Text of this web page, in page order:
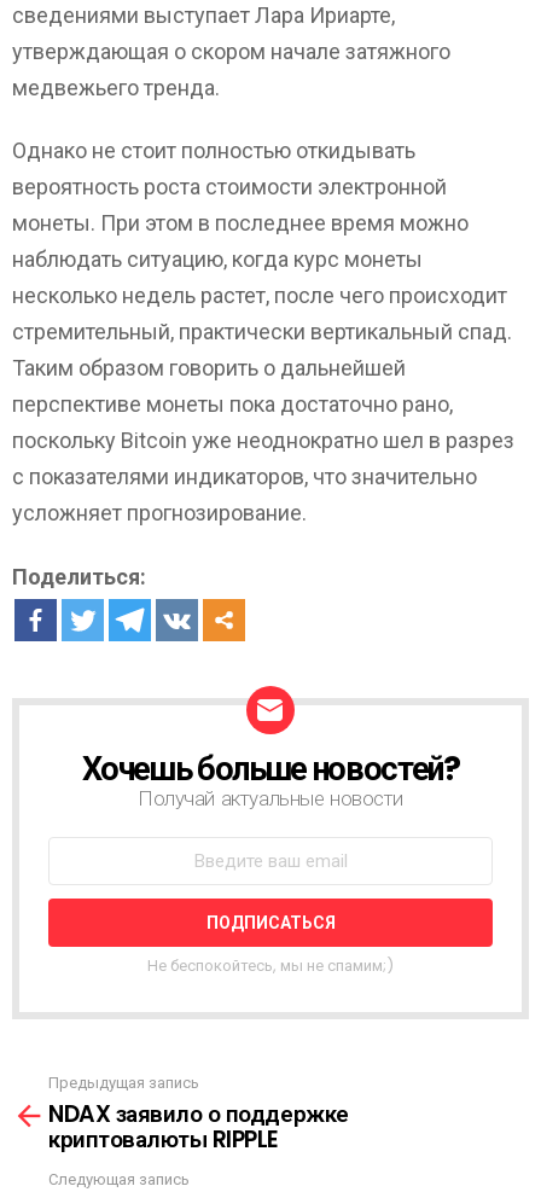
сведениями выступает Лара Ириарте,
утверждающая о скором начале затяжного
медвежьего тренда.
Однако не стоит полностью откидывать
вероятность роста стоимости электронной
монеты. При этом в последнее время можно
наблюдать ситуацию, когда курс монеты
несколько недель растет, после чего происходит
стремительный, практически вертикальный спад.
Таким образом говорить о дальнейшей
перспективе монеты пока достаточно рано,
поскольку Bitcoin уже неоднократно шел в разрез
с показателями индикаторов, что значительно
усложняет прогнозирование.
Поделиться:
О
Т
Н
А
Ы
Л
К
А
Хочешь больше новостей?
Получай актуальные новости
Не беспокойтесь, мы не спамим;)
м
Предыдущая запись
NDAX заявило о поддержке
криптовалюты RIPPLE
Следующая запись